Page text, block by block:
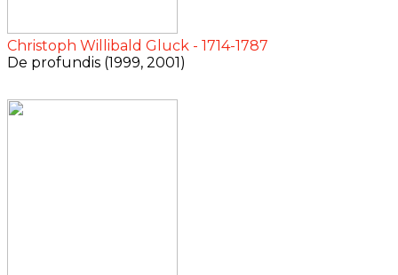
Christoph Willibald Gluck - 1714-1787
De profundis (1999, 2001)